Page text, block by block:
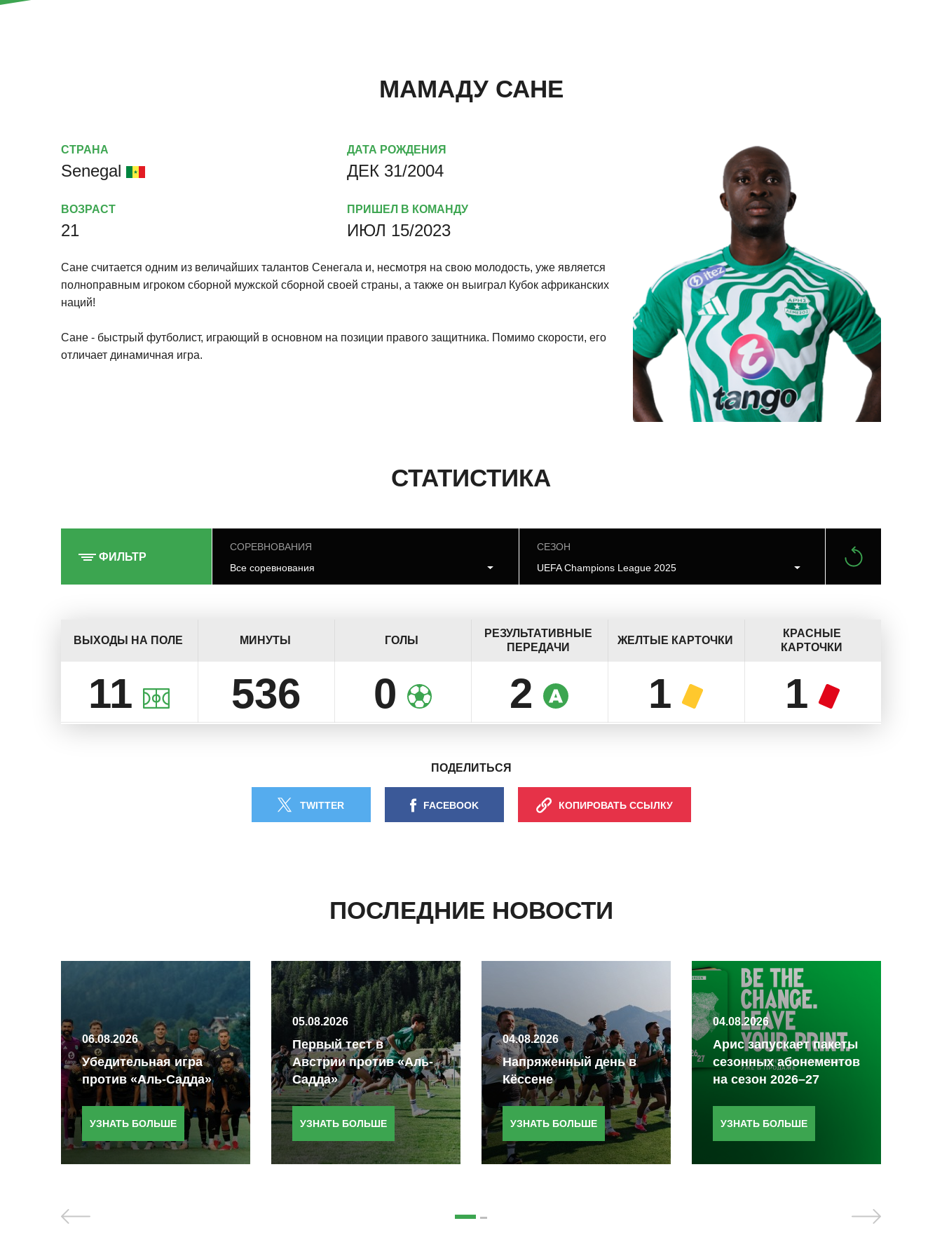
МАМАДУ САНЕ
СТРАНА
Senegal
ДАТА РОЖДЕНИЯ
ДЕК 31/2004
ВОЗРАСТ
21
ПРИШЕЛ В КОМАНДУ
ИЮЛ 15/2023
Сане считается одним из величайших талантов Сенегала и, несмотря на свою молодость, уже является
полноправным игроком сборной мужской сборной своей страны, а также он выиграл Кубок африканских
наций!
Сане - быстрый футболист, играющий в основном на позиции правого защитника. Помимо скорости, его
отличает динамичная игра.
СТАТИСТИКА
ФИЛЬТР
СОРЕВНОВАНИЯ
Все соревнования
СЕЗОН
UEFA Champions League 2025
ВЫХОДЫ НА ПОЛЕ
11
МИНУТЫ
536
ГОЛЫ
0
РЕЗУЛЬТАТИВНЫЕ
ПЕРЕДАЧИ
2
ЖЕЛТЫЕ КАРТОЧКИ
1
КРАСНЫЕ
КАРТОЧКИ
1
ПОДЕЛИТЬСЯ
TWITTER FACEBOOK КОПИРОВАТЬ ССЫЛКУ
ПОСЛЕДНИЕ НОВОСТИ
06.08.2026
Убедительная игра
против «Аль-Садда»
УЗНАТЬ БОЛЬШЕ
05.08.2026
Первый тест в
Австрии против «Аль-
Садда»
УЗНАТЬ БОЛЬШЕ
04.08.2026
Напряженный день в
Кёссене
УЗНАТЬ БОЛЬШЕ
04.08.2026
Арис запускает пакеты
сезонных абонементов
на сезон 2026–27
УЗНАТЬ БОЛЬШЕ